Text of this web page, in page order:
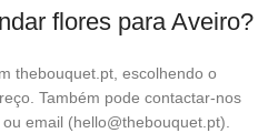
flores para Aveiro?
thebouquet.pt, escolhendo o
Também pode contactar-nos
email (hello@thebouquet.pt).